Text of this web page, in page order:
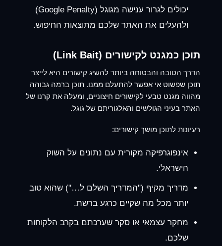
יכולים לגרור ענישה מגוגל (Google Penalty)
ולהעלים את האתר שלכם מתוצאות החיפוש.
תוכן כמגנט לקישורים (Link Bait)
הדרך הטובה והבטוחה ביותר להשיג קישורים היא לייצר
תוכן שפשוט אי אפשר להתעלם ממנו. תוכן ברמה גבוהה
מהווה מגנט טבעי לקישורים חיצוניים, ומעלה את קרנו של
האתר בעיני הגולשים והאלגוריתם של גוגל.
רעיונות לתוכן מושך קישורים:
אינפוגרפיקה מקורית עם נתונים על השוק
הישראלי.
מדריך מקיף ("המדריך השלם ל…") שהוא טוב
יותר מכל מה שקיים כרגע ברשת.
מחקר עצמאי או סקר שערכתם בקרב הלקוחות
שלכם.